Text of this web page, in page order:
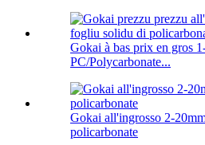
Gokai à bas prix en gros
PC/Polycarbonate...
Gokai all'ingrosso 2-
policarbonate